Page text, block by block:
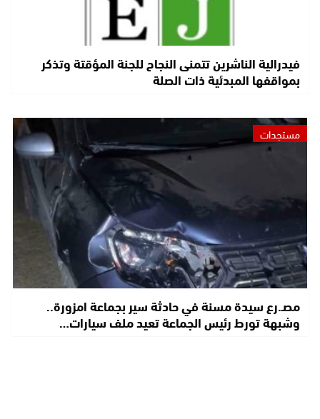
فيدرالية الناشرين تتمنى النجاح للجنة المؤقتة وتذكر
بمواقفها المبدئية ذات الصلة
مستجدات
مصـ.رع سيدة مسنة في حادثة سير بجماعة امزورة..
وشبهة تورط رئيس الجماعة تعيد ملف سيارات…